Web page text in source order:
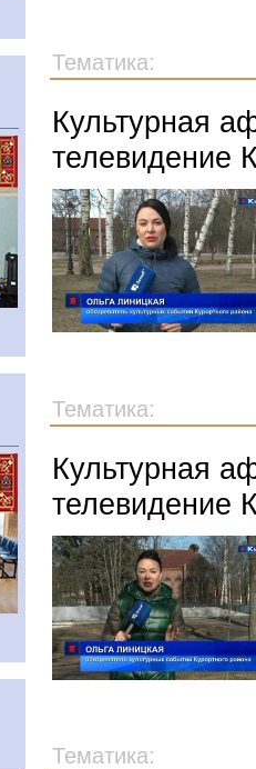
Тематика:
Культурная
телевидение
Тематика:
Культурная
телевидение
Тематика: